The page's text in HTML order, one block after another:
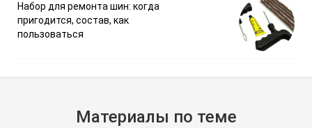
Набор для ремонта шин: когда
пригодится, состав, как
пользоваться
Материалы по теме